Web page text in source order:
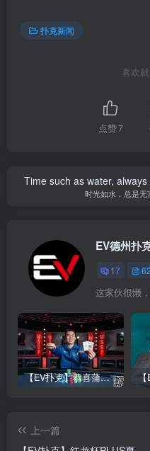
扑克新闻
喜欢
点赞7
Time such as water,
时光如水，总是无
EV德州扑
17
这家伙很懒
【EV扑克】恭喜蒲蔚然赛事#65夺冠，收获国人2023WSOP第六条金手链，奖金93万刀！
上一篇